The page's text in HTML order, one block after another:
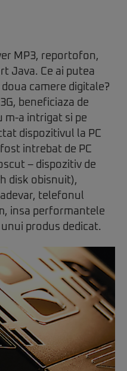
MP3, reportofon,
Java. Ce ai putea
camere digitale?
beneficiaza de
m-a intrigat si pe
dispozitivul la PC
intrebat de PC
– dispozitiv de
disk obisnuit),
telefonul
insa performantele
produs dedicat.